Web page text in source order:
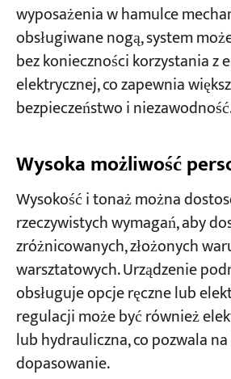
wyposażenia w hamulce
obsługiwane nogą, system
bez konieczności korzystania z
elektrycznej, co zapewnia
bezpieczeństwo i
Wysoka możliwość
Wysokość i tonaż można
rzeczywistych wymagań, aby
zróżnicowanych, złożonych
warsztatowych. Urządzenie
obsługuje opcje ręczne lub
regulacji może być również
lub hydrauliczna, co pozwala
dopasowanie.